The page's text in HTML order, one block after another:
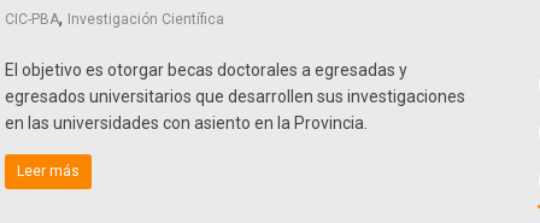
CIC-PBA, Investigación Científica
El objetivo es otorgar becas doctorales a egresadas y
egresados universitarios que desarrollen sus investigaciones
en las universidades con asiento en la Provincia.
Leer más